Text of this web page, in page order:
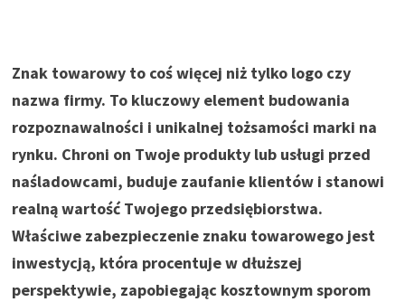
Znak towarowy to coś więcej niż tylko logo czy
nazwa firmy. To kluczowy element budowania
rozpoznawalności i unikalnej tożsamości marki na
rynku. Chroni on Twoje produkty lub usługi przed
naśladowcami, buduje zaufanie klientów i stanowi
realną wartość Twojego przedsiębiorstwa.
Właściwe zabezpieczenie znaku towarowego jest
inwestycją, która procentuje w dłuższej
perspektywie, zapobiegając kosztownym sporom